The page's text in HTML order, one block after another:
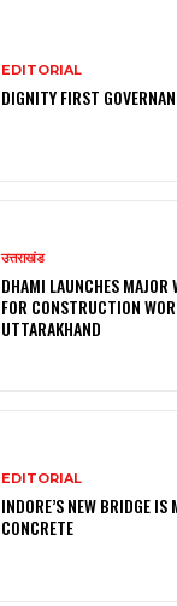
EDITORIAL
DIGNITY FIRST
उत्तराखंड
DHAMI LAUNCHES MAJOR
FOR CONSTRUCTION
UTTARAKHAND
EDITORIAL
INDORE’S NEW BRIDGE IS
CONCRETE